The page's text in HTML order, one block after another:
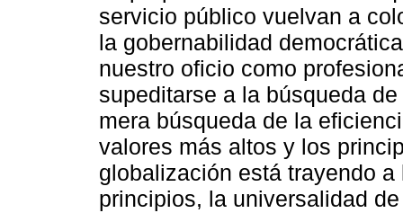
servicio público vuelvan a
la gobernabilidad
nuestro oficio como
supeditarse a la búsqueda
mera búsqueda de la
valores más altos y los
globalización está trayendo
principios, la universalidad